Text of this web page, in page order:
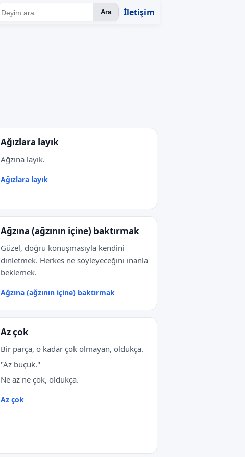
Ara İletişim
Ağızlara layık
Ağzına layık.
Ağızlara layık
Ağzına (ağzının içine) baktırmak
Güzel, doğru konuşmasıyla kendini
dinletmek. Herkes ne söyleyeceğini inanla
beklemek.
Ağzına (ağzının içine) baktırmak
Az çok
Bir parça, o kadar çok olmayan, oldukça.
"Az buçuk."
Ne az ne çok, oldukça.
Az çok